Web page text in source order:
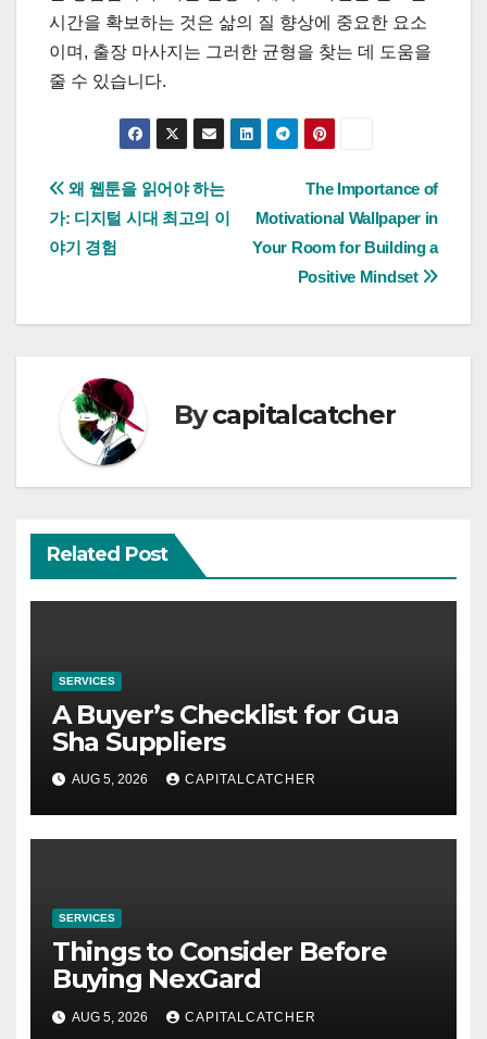
시간을 확보하는 것은 삶의 질 향상에 중요한 요소
이며, 출장 마사지는 그러한 균형을 찾는 데 도움을
줄 수 있습니다.
Post
navigation
The Importance of
Motivational Wallpaper in
Your Room for Building a
Positive Mindset
왜 웹툰을 읽어야 하는
가: 디지털 시대 최고의 이
야기 경험
Bycapitalcatcher
Related Post
SERVICES
A Buyer’s Checklist for Gua
Sha Suppliers
AUG 5, 2026 CAPITALCATCHER
SERVICES
Things to Consider Before
Buying NexGard
AUG 5, 2026 CAPITALCATCHER